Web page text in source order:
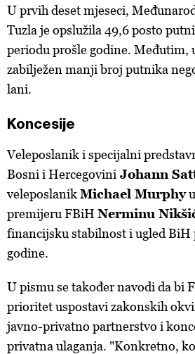
U prvih deset mjeseci,
Tuzla je opslužila 49,6 posto
periodu prošle godine. Međutim,
zabilježen manji broj putnika
lani.
Koncesije
Veleposlanik i specijalni
Bosni i Hercegovini Johann
veleposlanikMichael Murphy
premijeru FBiH Nerminu
financijsku stabilnost i ugled BiH
godine.
U pismu se također navodi da bi
prioritet uspostavi zakonskih
javno-privatno partnerstvo i
privatna ulaganja. "Konkretno,